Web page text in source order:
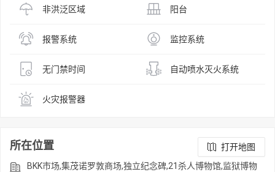
非洪泛区域 阳台
报警系统 监控系统
无门禁时间 自动喷水灭火系统
火灾报警器
所在位置
打开地图
BKK市场,集茂诺罗敦商场,独立纪念碑,21杀人博物馆,监狱博物